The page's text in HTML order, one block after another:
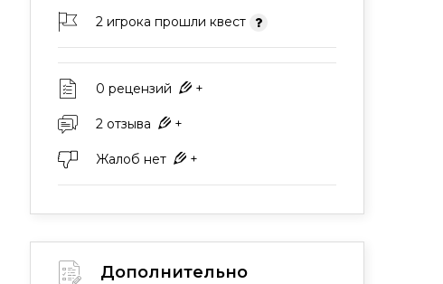
2 игрока прошли квест
0 рецензий +
2 отзыва +
Жалоб нет +
Дополнительно